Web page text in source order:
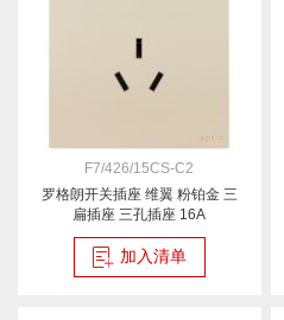
F7/426/15CS-C2
罗格朗开关插座 维翼 粉铂金 三
扁插座 三孔插座 16A
加入清单